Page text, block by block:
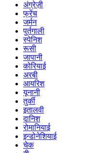
अंग्रेज़ी
फ्रेंच
जर्मन
पुर्तगाली
स्पेनिश
रूसी
जापानी
कोरियाई
अरबी
आयरिश
यूनानी
तुर्की
इतालवी
दानिश
रोमानियाई
इन्डोनेशियाई
चेक